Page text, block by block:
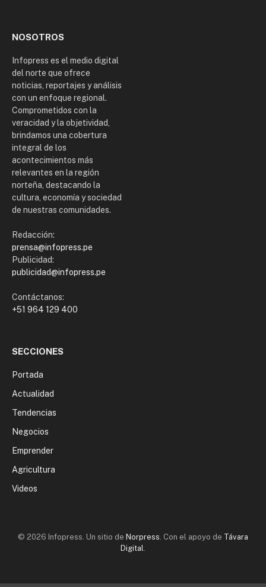
NOSOTROS
Infopress es el medio digital
del norte que ofrece
noticias, reportajes y análisis
con un enfoque regional.
Comprometidos con la
veracidad y la objetividad,
brindamos una cobertura
integral de los
acontecimientos más
relevantes en la región
norteña, destacando la
cultura, economía y sociedad
de nuestras comunidades.
Redacción:
prensa@infopress.pe
Publicidad:
publicidad@infopress.pe
Contáctanos:
+51 964 129 400
SECCIONES
Portada
Actualidad
Tendencias
Negocios
Emprender
Agricultura
Videos
© 2026 Infopress. Un sitio de Norpress. Con el apoyo de Távara
Digital.